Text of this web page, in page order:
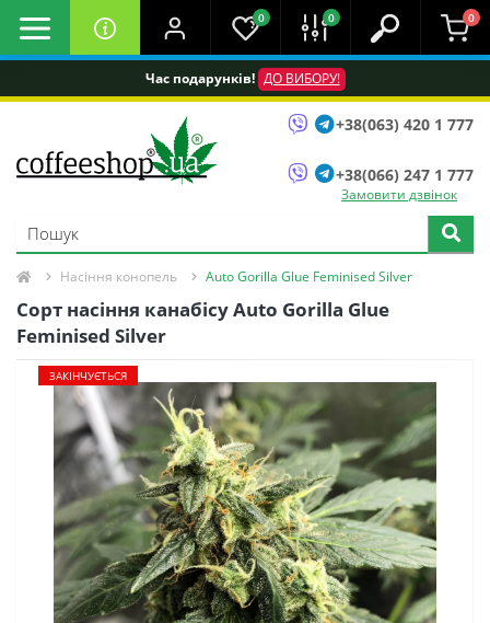
Час подарунків! ДО ВИБОРУ!
0 0 0
+38(063) 420 1 777
+38(066) 247 1 777
Замовити дзвінок
Насіння конопель Auto Gorilla Glue Feminised Silver
Сорт насіння канабісу Auto Gorilla Glue
Feminised Silver
ЗАКІНЧУЄТЬСЯ